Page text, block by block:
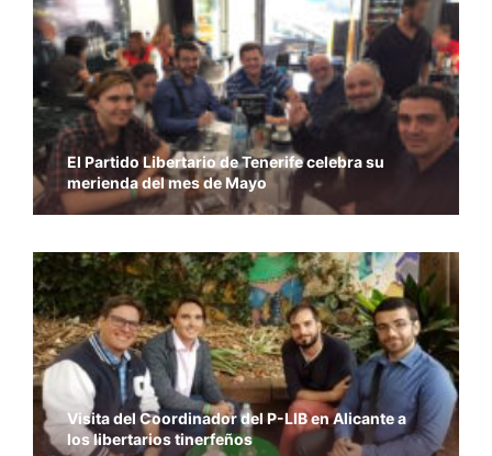
El Partido Libertario de Tenerife celebra su
merienda del mes de Mayo
Visita del Coordinador del P-LIB en Alicante a
los libertarios tinerfeños